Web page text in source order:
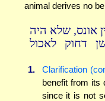
animal derives no
אונס, שלא היה
דחוק לאכול
1. Clarification
benefit from its
since it is not